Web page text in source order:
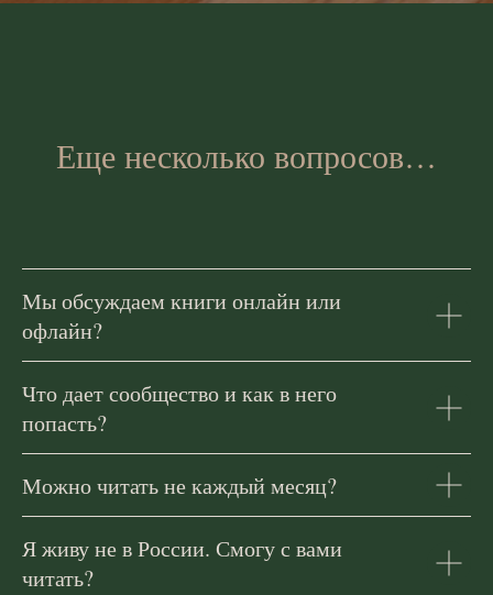
Еще несколько вопросов…
Мы обсуждаем книги онлайн или
офлайн?
Что дает сообщество и как в него
попасть?
Можно читать не каждый месяц?
Я живу не в России. Смогу с вами
читать?